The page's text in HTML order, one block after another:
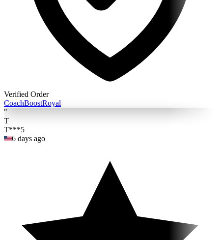
Verified Order
CoachBoostRoyal
"
T
T***5
6 days ago